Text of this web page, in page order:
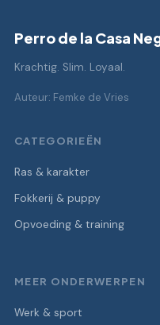
Perro de la Casa
Krachtig. Slim. Loyaal.
Auteur: Femke de Vries
CATEGORIEËN
Ras & karakter
Fokkerij & puppy
Opvoeding & training
MEER ONDERWERPEN
Werk & sport